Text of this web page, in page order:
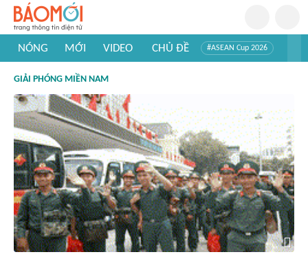
NÓNG MỚI VIDEO CHỦ ĐỀ #ASEAN Cup 2026
#Khám phá thế giới
GIẢI PHÓNG MIỀN NAM